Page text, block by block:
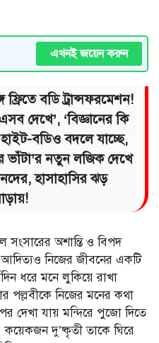
এখনই জয়েন করুন
বডি ট্রান্সফরমেশন!
দেখে’, ‘বিজ্ঞানের কি
বডিও বদলে যাচ্ছে,
ভাঁটা’র নতুন লজিক দেখে
হাসাহাসির ঝড়
সংসারের অশান্তি ও বিপদ
নিজের জীবনের একটি
ধরে মনে লুকিয়ে রাখা
নিজের মনের কথা
দেখা যায় মন্দিরে পুজো দিতে
কয়েকজন দু’ষ্কৃতী তাকে ঘিরে